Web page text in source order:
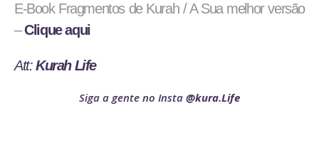
E-Book Fragmentos de Kurah / A Sua melhor versão
–Clique aqui
Att:Kurah Life
Siga a gente no Insta @kura.Life